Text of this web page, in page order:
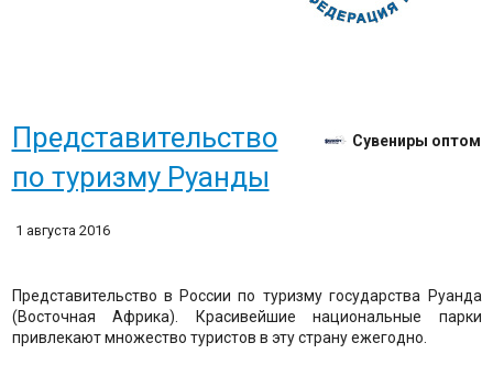
Представительство
по туризму Руанды
Сувениры оптом
1 августа 2016
Представительство в России по туризму государства Руанда
(Восточная Африка). Красивейшие национальные парки
привлекают множество туристов в эту страну ежегодно.